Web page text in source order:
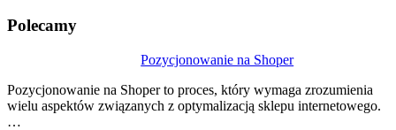
Polecamy
Pozycjonowanie na Shoper
Pozycjonowanie na Shoper to proces, który wymaga zrozumienia
wielu aspektów związanych z optymalizacją sklepu internetowego.
…
wpisu